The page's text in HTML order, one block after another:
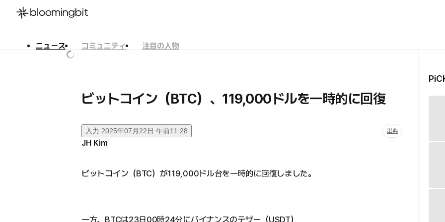
ニュース コミュニティ
注目の人物
ビットコイン（BTC）、119,000ドルを一時的に回復
入力 2025年07月22日 午前11:28 出典
JH Kim
ビットコイン（BTC）が119,000ドル台を一時的に回復しました。
一方、BTCは23日00時24分にバイナンスのテザー（USDT）